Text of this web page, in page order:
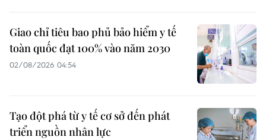
Giao chỉ tiêu bao phủ bảo hiểm y tế
toàn quốc đạt 100% vào năm 2030
02/08/2026 04:54
Tạo đột phá từ y tế cơ sở đến phát
triển nguồn nhân lực